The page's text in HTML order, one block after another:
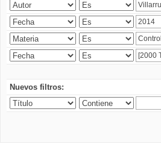
Nuevos filtros: